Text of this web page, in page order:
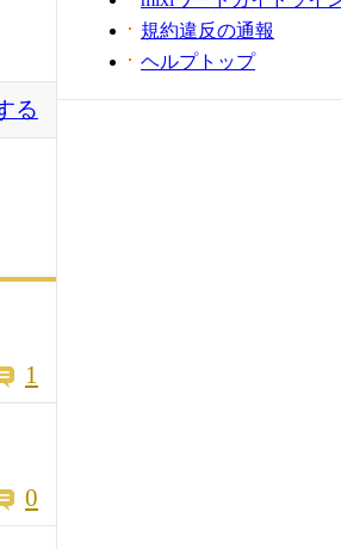
る
1
0
規約違反の通報
ヘルプトップ